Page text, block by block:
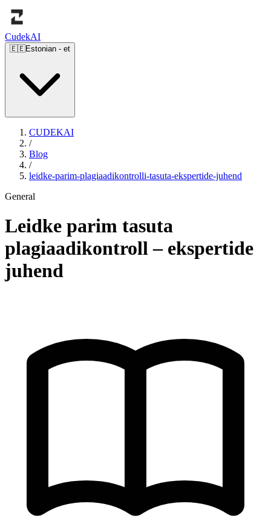
CudekAI
🇪🇪Estonian - et
CUDEKAI
/
Blog
/
leidke-parim-plagiaadikontrolli-tasuta-ekspertide-juhend
General
Leidke parim tasuta
plagiaadikontroll – ekspertide
juhend